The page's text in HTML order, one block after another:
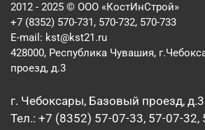
2012 - 2025 © ООО «КостИнСтрой»
+7 (8352) 570-731, 570-732, 570-733
E-mail: kst@kst21.ru
428000, Республика Чувашия,
проезд, д.3
г. Чебоксары, Базовый проезд, д.3
Тел.: +7 (8352) 57-07-33, 57-07-32,